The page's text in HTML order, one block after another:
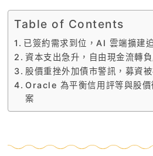
Table of Contents
已簽約需求到位，AI 雲端擴建
資本支出急升，自由現金流轉
股價重挫外加債市警訊，募資
Oracle 為平衡信用評等與股價
案